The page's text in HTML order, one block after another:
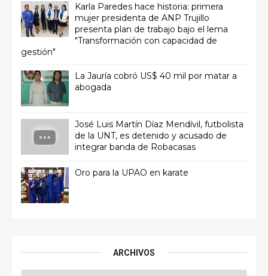
Karla Paredes hace historia: primera
mujer presidenta de ANP Trujillo
presenta plan de trabajo bajo el lema
"Transformación con capacidad de
gestión"
La Jauría cobró US$ 40 mil por matar a
abogada
José Luis Martín Díaz Mendívil, futbolista
de la UNT, es detenido y acusado de
integrar banda de Robacasas
Oro para la UPAO en karate
ARCHIVOS